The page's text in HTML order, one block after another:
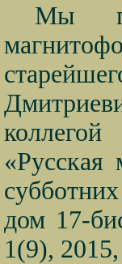
Мы
дом 17-
1(9), 2015